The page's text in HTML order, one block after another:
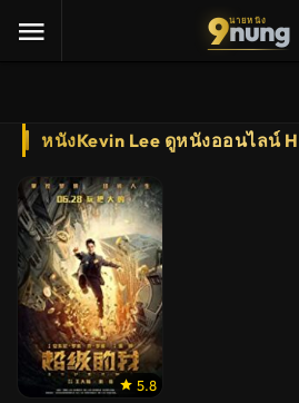
9นายหนัง
nung
หนังKevin Lee ดูหนังออนไลน์
5.8